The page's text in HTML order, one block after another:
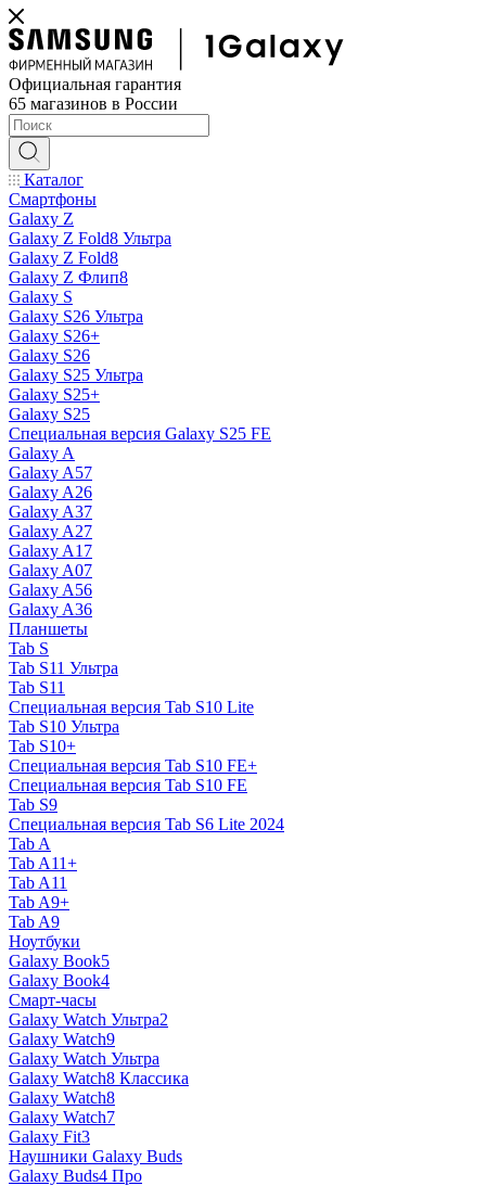
Официальная гарантия
65 магазинов в России
Каталог
Смартфоны
Galaxy Z
Galaxy Z Fold8 Ультра
Galaxy Z Fold8
Galaxy Z Флип8
Galaxy S
Galaxy S26 Ультра
Galaxy S26+
Galaxy S26
Galaxy S25 Ультра
Galaxy S25+
Galaxy S25
Специальная версия Galaxy S25 FE
Galaxy A
Galaxy A57
Galaxy A26
Galaxy A37
Galaxy A27
Galaxy A17
Galaxy A07
Galaxy A56
Galaxy A36
Планшеты
Tab S
Tab S11 Ультра
Tab S11
Специальная версия Tab S10 Lite
Tab S10 Ультра
Tab S10+
Специальная версия Tab S10 FE+
Специальная версия Tab S10 FE
Tab S9
Специальная версия Tab S6 Lite 2024
Tab A
Tab A11+
Tab A11
Tab A9+
Tab A9
Ноутбуки
Galaxy Book5
Galaxy Book4
Смарт-часы
Galaxy Watch Ультра2
Galaxy Watch9
Galaxy Watch Ультра
Galaxy Watch8 Классика
Galaxy Watch8
Galaxy Watch7
Galaxy Fit3
Наушники Galaxy Buds
Galaxy Buds4 Про